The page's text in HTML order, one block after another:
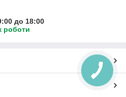
до 18:00
роботи